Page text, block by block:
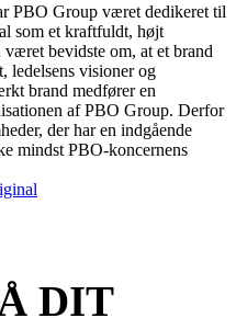
PBO Group været dedikeret til
som et kraftfuldt, højt
bevidste om, at et brand
ledelsens visioner og
brand medfører en
af ​​PBO Group. Derfor
der har en indgående
mindst PBO-koncernens
DIT